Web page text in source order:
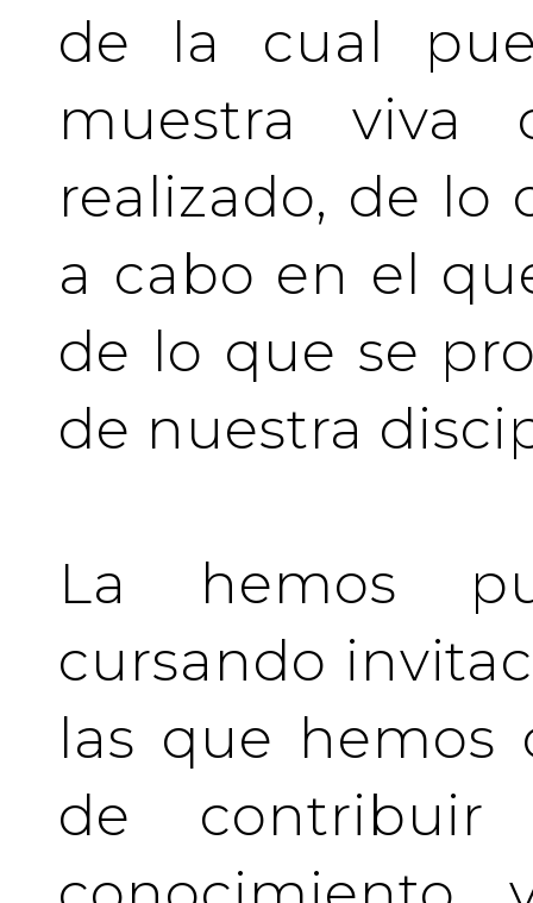
de la cual
muestra
realizado, de lo
a cabo en el
de lo que se
de nuestra
La hemos
cursando
las que hemos
de contribuir